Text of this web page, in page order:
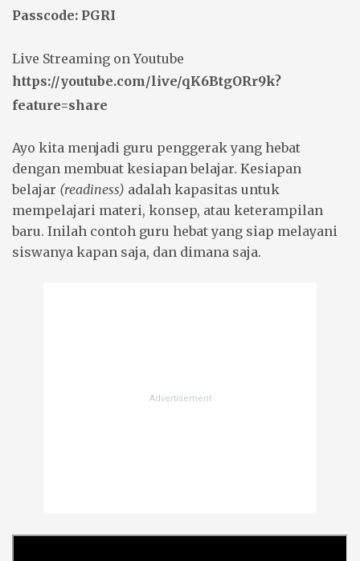
Passcode: PGRI
Live Streaming on Youtube
https://youtube.com/live/qK6BtgORr9k?
feature=share
Ayo kita menjadi guru penggerak yang hebat
dengan membuat kesiapan belajar. Kesiapan
belajar (readiness) adalah kapasitas untuk
mempelajari materi, konsep, atau keterampilan
baru. Inilah contoh guru hebat yang siap melayani
siswanya kapan saja, dan dimana saja.